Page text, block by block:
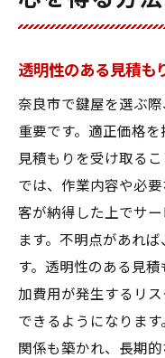
透明性のある見積も
奈良市で鍵屋を選ぶ
重要です。適正価格
見積もりを受け取る
では、作業内容や必
客が納得した上でサ
ます。不明点があれ
す。透明性のある見
加費用が発生するリ
できるようになりま
関係も築かれ、長期